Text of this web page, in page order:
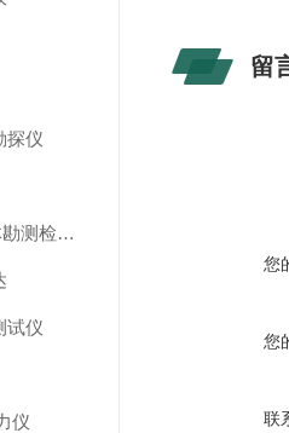
探仪
工程地质隧道坝体勘测检测仪器
试仪
仪
留
您
您
联